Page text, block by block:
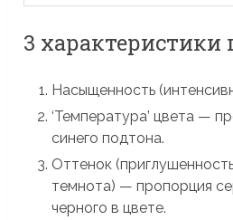
3 характеристики
Насыщенность
‘Температура’ цвета —
синего подтона.
Оттенок
темнота) — пропорция
черного в цвете.